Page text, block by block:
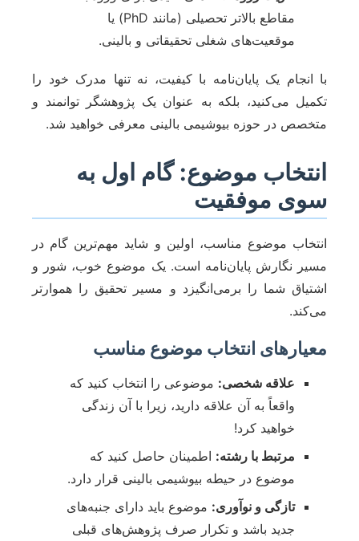
مقاطع بالاتر تحصیلی (مانند PhD) یا
موقعیت‌های شغلی تحقیقاتی و بالینی.
با انجام یک پایان‌نامه با کیفیت، نه تنها مدرک خود را
تکمیل می‌کنید، بلکه به عنوان یک پژوهشگر توانمند و
متخصص در حوزه بیوشیمی بالینی معرفی خواهید شد.
انتخاب موضوع: گام اول به
سوی موفقیت
انتخاب موضوع مناسب، اولین و شاید مهم‌ترین گام در
مسیر نگارش پایان‌نامه است. یک موضوع خوب، شور و
اشتیاق شما را برمی‌انگیزد و مسیر تحقیق را هموارتر
می‌کند.
معیارهای انتخاب موضوع مناسب
علاقه شخصی: موضوعی را انتخاب کنید که
واقعاً به آن علاقه دارید، زیرا با آن زندگی
خواهید کرد!
مرتبط با رشته: اطمینان حاصل کنید که
موضوع در حیطه بیوشیمی بالینی قرار دارد.
تازگی و نوآوری: موضوع باید دارای جنبه‌های
جدید باشد و تکرار صرف پژوهش‌های قبلی